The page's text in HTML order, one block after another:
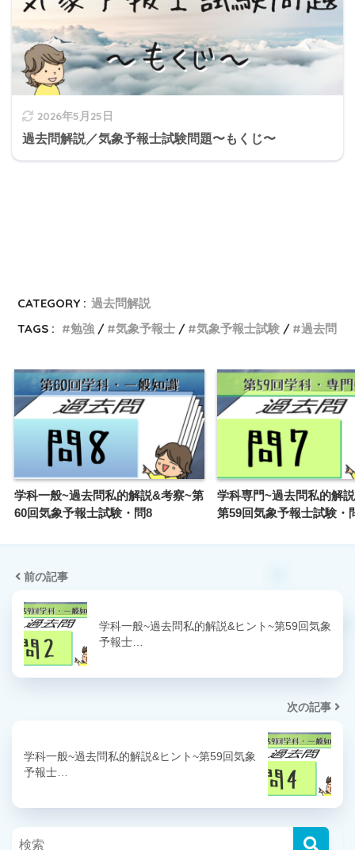
2026年5月25日
過去問解説／気象予報士試験問題〜もくじ〜
CATEGORY : 過去問解説
TAGS :
勉強 気象予報士 気象予報士試験 過去問
学科一般~過去問私的解説&考察~第
60回気象予報士試験・問8
学科専門~過去問私的解
第59回気象予報士試験・
前の記事
学科一般~過去問私的解説&ヒント~第59回気象
予報士…
次の記事
学科一般~過去問私的解説&ヒント~第59回気象
予報士…